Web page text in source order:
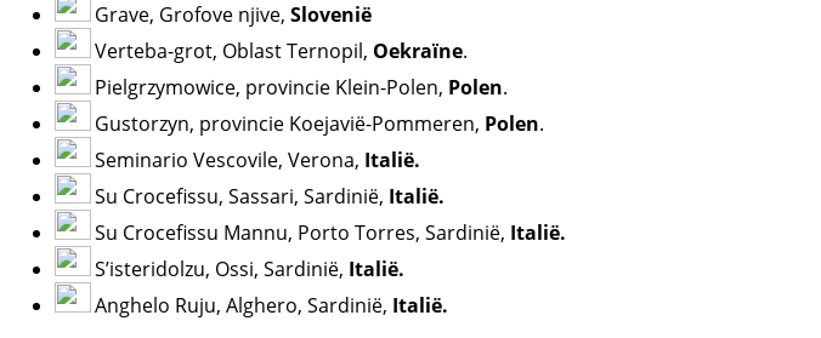
Grave, Grofove njive, Slovenië
Verteba-grot, Oblast Ternopil, Oekraïne.
Pielgrzymowice, provincie Klein-Polen, Polen.
Gustorzyn, provincie Koejavië-Pommeren, Polen.
Seminario Vescovile, Verona, Italië.
Su Crocefissu, Sassari, Sardinië, Italië.
Su Crocefissu Mannu, Porto Torres, Sardinië, Italië.
S’isteridolzu, Ossi, Sardinië, Italië.
Anghelo Ruju, Alghero, Sardinië, Italië.